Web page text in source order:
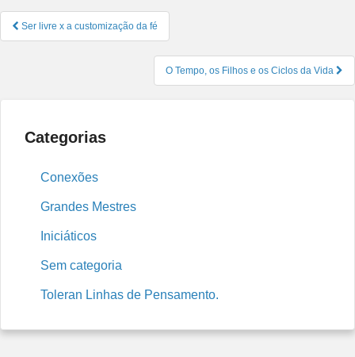
Navegação
de
Ser livre x a customização da fé
O Tempo, os Filhos e os Ciclos da Vida
Categorias
Conexões
Grandes Mestres
Iniciáticos
Sem categoria
Toleran Linhas de Pensamento.